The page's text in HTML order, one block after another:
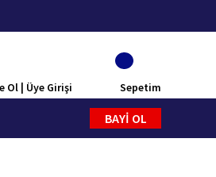
Ol | Üye Girişi Sepetim
BAYİ OL